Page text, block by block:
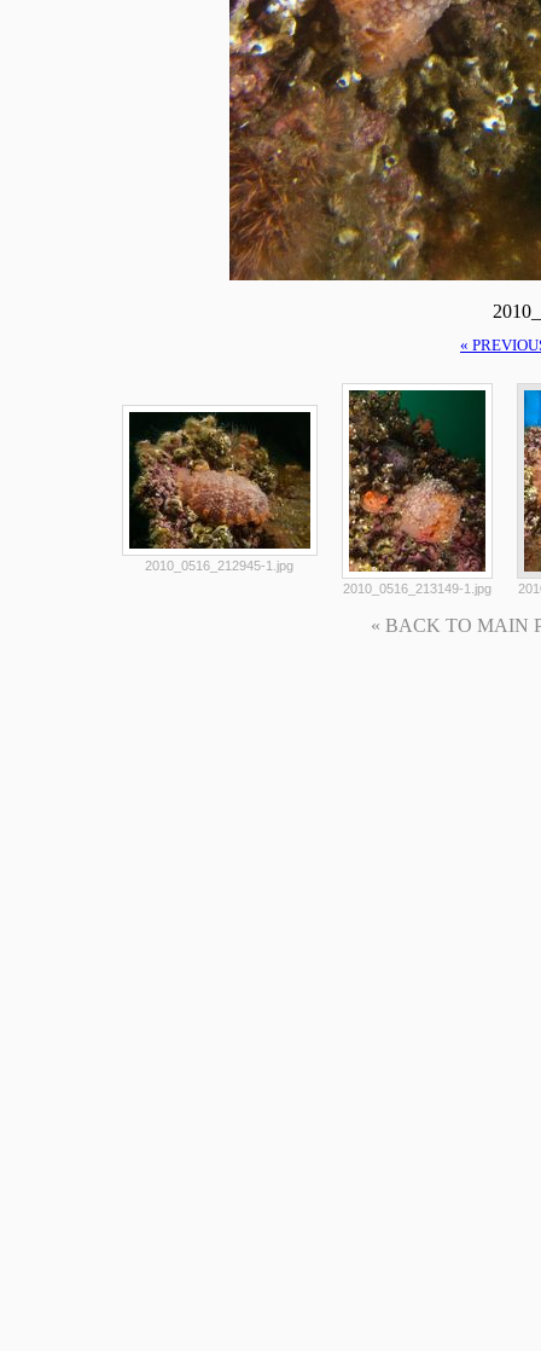
«
2010_0516_212945-1.jpg
2010_0516_213149-1.jpg
« BACK TO MAIN